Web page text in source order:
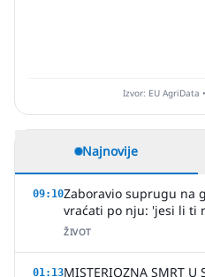
Izvor: EU AgriData
Najnovije
09:10Zaboravio suprugu na
vraćati po nju: 'jesi li ti
ŽIVOT
01:13MISTERIOZNA SMRT U